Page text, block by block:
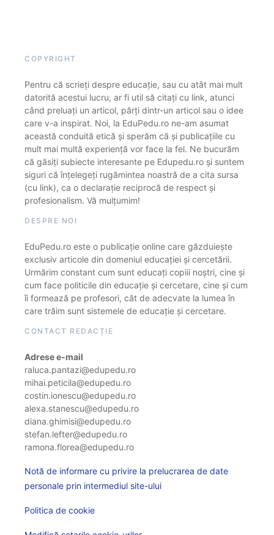
COPYRIGHT
Pentru că scrieți despre educație, sau cu atât mai mult
datorită acestui lucru, ar fi util să citați cu link, atunci
când preluați un articol, părți dintr-un articol sau o idee
care v-a inspirat. Noi, la EduPedu.ro ne-am asumat
această conduită etică și sperăm că și publicațiile cu
mult mai multă experiență vor face la fel. Ne bucurăm
că găsiți subiecte interesante pe Edupedu.ro și suntem
siguri că înțelegeți rugămintea noastră de a cita sursa
(cu link), ca o declarație reciprocă de respect și
profesionalism. Vă mulțumim!
DESPRE NOI
EduPedu.ro este o publicație online care găzduiește
exclusiv articole din domeniul educației și cercetării.
Urmărim constant cum sunt educați copiii noștri, cine și
cum face politicile din educație și cercetare, cine și cum
îi formează pe profesori, cât de adecvate la lumea în
care trăim sunt sistemele de educație și cercetare.
CONTACT REDACȚIE
Adrese e-mail
raluca.pantazi@edupedu.ro
mihai.peticila@edupedu.ro
costin.ionescu@edupedu.ro
alexa.stanescu@edupedu.ro
diana.ghimisi@edupedu.ro
stefan.lefter@edupedu.ro
ramona.florea@edupedu.ro
Notă de informare cu privire la prelucrarea de date
personale prin intermediul site-ului
Politica de cookie